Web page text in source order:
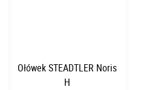
Ołówek STEADTLER Noris
H